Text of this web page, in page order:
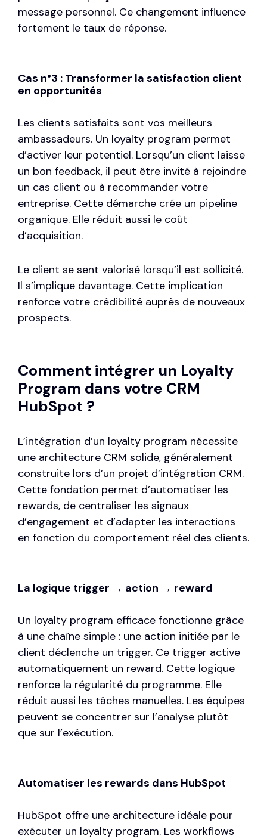
message personnel. Ce changement influence
fortement le taux de réponse.
Cas n°3 : Transformer la satisfaction client
en opportunités
Les clients satisfaits sont vos meilleurs
ambassadeurs. Un loyalty program permet
d’activer leur potentiel. Lorsqu’un client laisse
un bon feedback, il peut être invité à rejoindre
un cas client ou à recommander votre
entreprise. Cette démarche crée un pipeline
organique. Elle réduit aussi le coût
d’acquisition.
Le client se sent valorisé lorsqu’il est sollicité.
Il s’implique davantage. Cette implication
renforce votre crédibilité auprès de nouveaux
prospects.
Comment intégrer un Loyalty
Program dans votre CRM
HubSpot ?
L’intégration d’un loyalty program nécessite
une architecture CRM solide, généralement
construite lors d’un projet d’intégration CRM.
Cette fondation permet d’automatiser les
rewards, de centraliser les signaux
d’engagement et d’adapter les interactions
en fonction du comportement réel des clients.
La logique trigger → action → reward
Un loyalty program efficace fonctionne grâce
à une chaîne simple : une action initiée par le
client déclenche un trigger. Ce trigger active
automatiquement un reward. Cette logique
renforce la régularité du programme. Elle
réduit aussi les tâches manuelles. Les équipes
peuvent se concentrer sur l’analyse plutôt
que sur l’exécution.
Automatiser les rewards dans HubSpot
HubSpot offre une architecture idéale pour
exécuter un loyalty program. Les workflows